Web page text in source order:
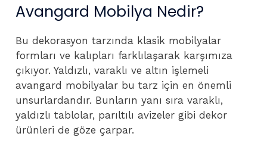
Avangard Mobilya Nedir?
Bu dekorasyon tarzında klasik mobilyalar
formları ve kalıpları farklılaşarak karşımıza
çıkıyor. Yaldızlı, varaklı ve altın işlemeli
avangard mobilyalar bu tarz için en önemli
unsurlardandır. Bunların yanı sıra varaklı,
yaldızlı tablolar, parıltılı avizeler gibi dekor
ürünleri de göze çarpar.